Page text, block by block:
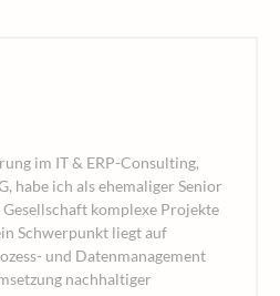
im IT & ERP-Consulting,
habe ich als ehemaliger Senior
komplexe Projekte
Schwerpunkt liegt auf
und Datenmanagement
nachhaltiger